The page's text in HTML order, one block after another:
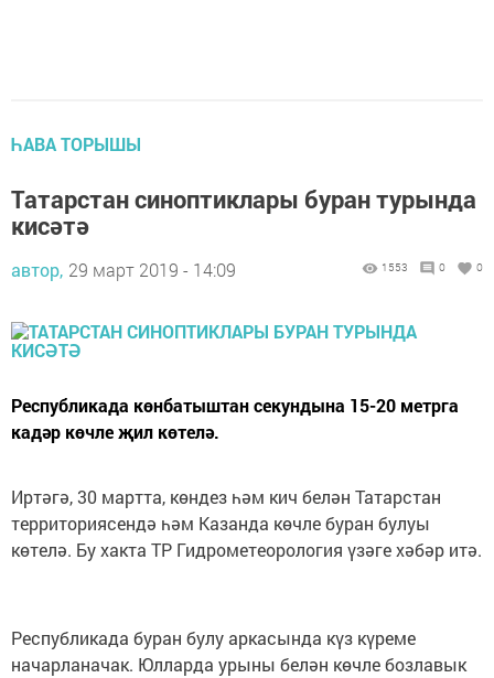
ҺАВА ТОРЫШЫ
Татарстан синоптиклары буран турында
кисәтә
автор, 29 март 2019 - 14:09 1553 0 0
Республикада көнбатыштан секундына 15-20 метрга
кадәр көчле җил көтелә.
Иртәгә, 30 мартта, көндез һәм кич белән Татарстан
территориясендә һәм Казанда көчле буран булуы
көтелә. Бу хакта ТР Гидрометеорология үзәге хәбәр итә.
Республикада буран булу аркасында күз күреме
начарланачак. Юлларда урыны белән көчле бозлавык